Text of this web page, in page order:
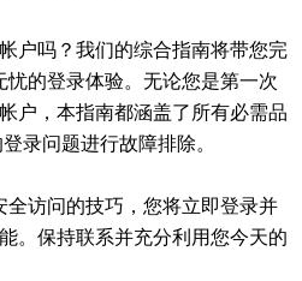
户吗？我们的综合指南将带您完
的登录体验。无论您是第一次
户，本指南都涵盖了所有必需品
录问题进行故障排除。
访问的技巧，您将立即登录并
。保持联系并充分利用您今天的